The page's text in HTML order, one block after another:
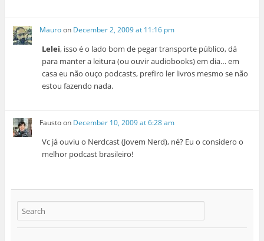
Mauroon December 2, 2009 at 11:16 pm
Lelei, isso é o lado bom de pegar transporte público, dá
para manter a leitura (ou ouvir audiobooks) em dia… em
casa eu não ouço podcasts, prefiro ler livros mesmo se não
estou fazendo nada.
Faustoon December 10, 2009 at 6:28 am
Vc já ouviu o Nerdcast (Jovem Nerd), né? Eu o considero o
melhor podcast brasileiro!